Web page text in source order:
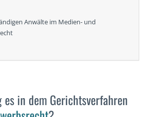
Anwälte im Medien- und
es in dem Gerichtsverfahren